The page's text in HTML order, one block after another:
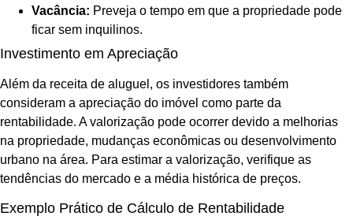
Vacância: Preveja o tempo em que a propriedade pode
ficar sem inquilinos.
Investimento em Apreciação
Além da receita de aluguel, os investidores também
consideram a apreciação do imóvel como parte da
rentabilidade. A valorização pode ocorrer devido a melhorias
na propriedade, mudanças econômicas ou desenvolvimento
urbano na área. Para estimar a valorização, verifique as
tendências do mercado e a média histórica de preços.
Exemplo Prático de Cálculo de Rentabilidade